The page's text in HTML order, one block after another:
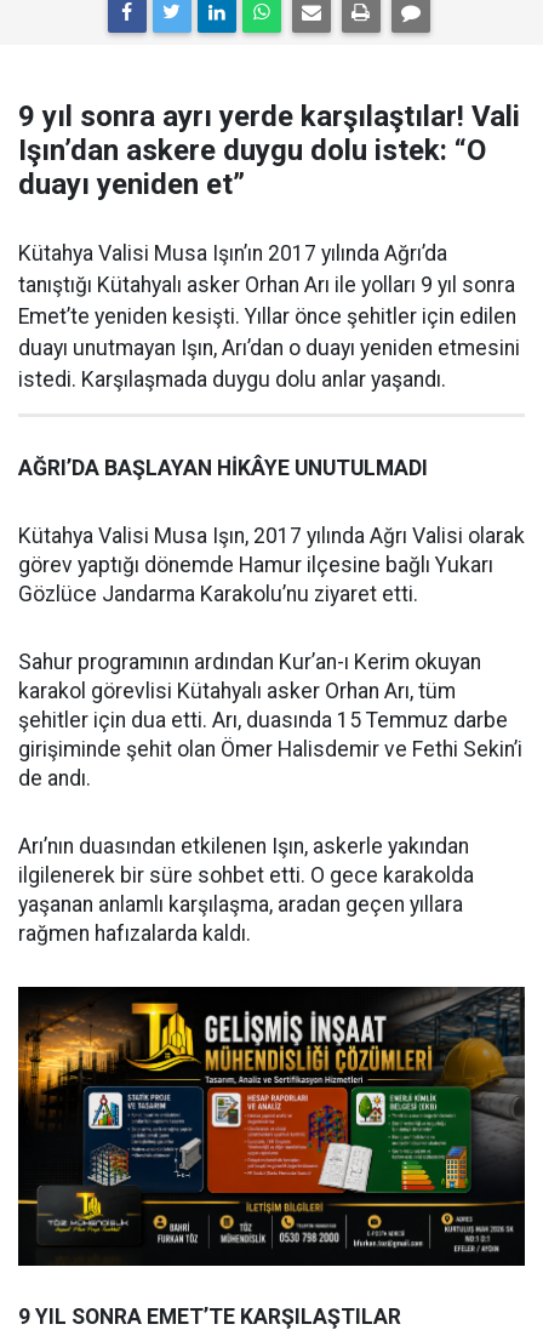
9 yıl sonra ayrı yerde karşılaştılar! Vali
Işın’dan askere duygu dolu istek: “O
duayı yeniden et”
Kütahya Valisi Musa Işın’ın 2017 yılında Ağrı’da
tanıştığı Kütahyalı asker Orhan Arı ile yolları 9 yıl sonra
Emet’te yeniden kesişti. Yıllar önce şehitler için edilen
duayı unutmayan Işın, Arı’dan o duayı yeniden etmesini
istedi. Karşılaşmada duygu dolu anlar yaşandı.
AĞRI’DA BAŞLAYAN HİKÂYE UNUTULMADI
Kütahya Valisi Musa Işın, 2017 yılında Ağrı Valisi olarak
görev yaptığı dönemde Hamur ilçesine bağlı Yukarı
Gözlüce Jandarma Karakolu’nu ziyaret etti.
Sahur programının ardından Kur’an-ı Kerim okuyan
karakol görevlisi Kütahyalı asker Orhan Arı, tüm
şehitler için dua etti. Arı, duasında 15 Temmuz darbe
girişiminde şehit olan Ömer Halisdemir ve Fethi Sekin’i
de andı.
Arı’nın duasından etkilenen Işın, askerle yakından
ilgilenerek bir süre sohbet etti. O gece karakolda
yaşanan anlamlı karşılaşma, aradan geçen yıllara
rağmen hafızalarda kaldı.
9 YIL SONRA EMET’TE KARŞILAŞTILAR